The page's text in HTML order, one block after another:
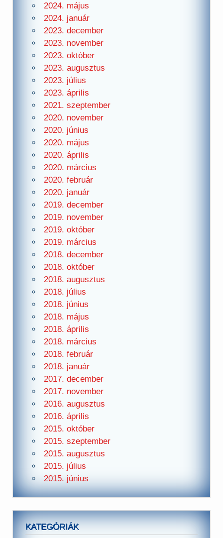
2024. május
2024. január
2023. december
2023. november
2023. október
2023. augusztus
2023. július
2023. április
2021. szeptember
2020. november
2020. június
2020. május
2020. április
2020. március
2020. február
2020. január
2019. december
2019. november
2019. október
2019. március
2018. december
2018. október
2018. augusztus
2018. július
2018. június
2018. május
2018. április
2018. március
2018. február
2018. január
2017. december
2017. november
2016. augusztus
2016. április
2015. október
2015. szeptember
2015. augusztus
2015. július
2015. június
KATEGÓRIÁK